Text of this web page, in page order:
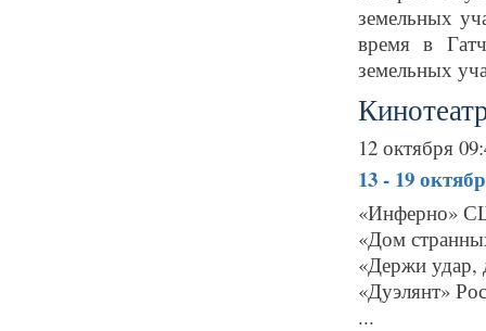
земельных
время в
земельных
12 октября
13 - 19
«Инферно»
«Дом
«Держи удар,
«Дуэлянт»
...